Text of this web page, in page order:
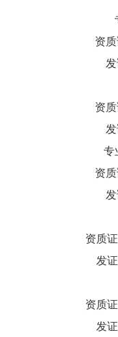
资
资
专
资
资质
发
资质
发